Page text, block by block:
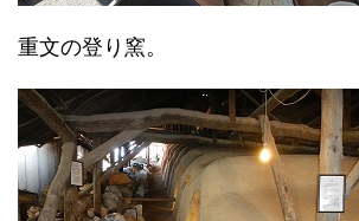
重文の登り窯。